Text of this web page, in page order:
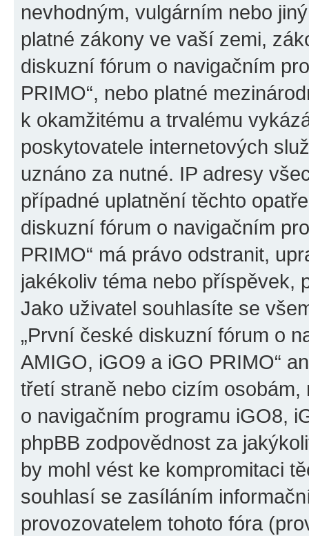
nevhodným, vulgárním nebo
platné zákony ve vaší zemi,
diskuzní fórum o navigačním
PRIMO“, nebo platné
k okamžitému a trvalému
poskytovatele internetových
uznáno za nutné. IP adresy
případné uplatnění těchto
diskuzní fórum o navigačním
PRIMO“ má právo odstranit,
jakékoliv téma nebo příspěvek,
Jako uživatel souhlasíte se
„První české diskuzní fórum o
AMIGO, iGO9 a iGO PRIMO“
třetí straně nebo cizím
o navigačním programu iGO8,
phpBB zodpovědnost za
by mohl vést ke kompromitaci
souhlasí se zasíláním
provozovatelem tohoto fóra